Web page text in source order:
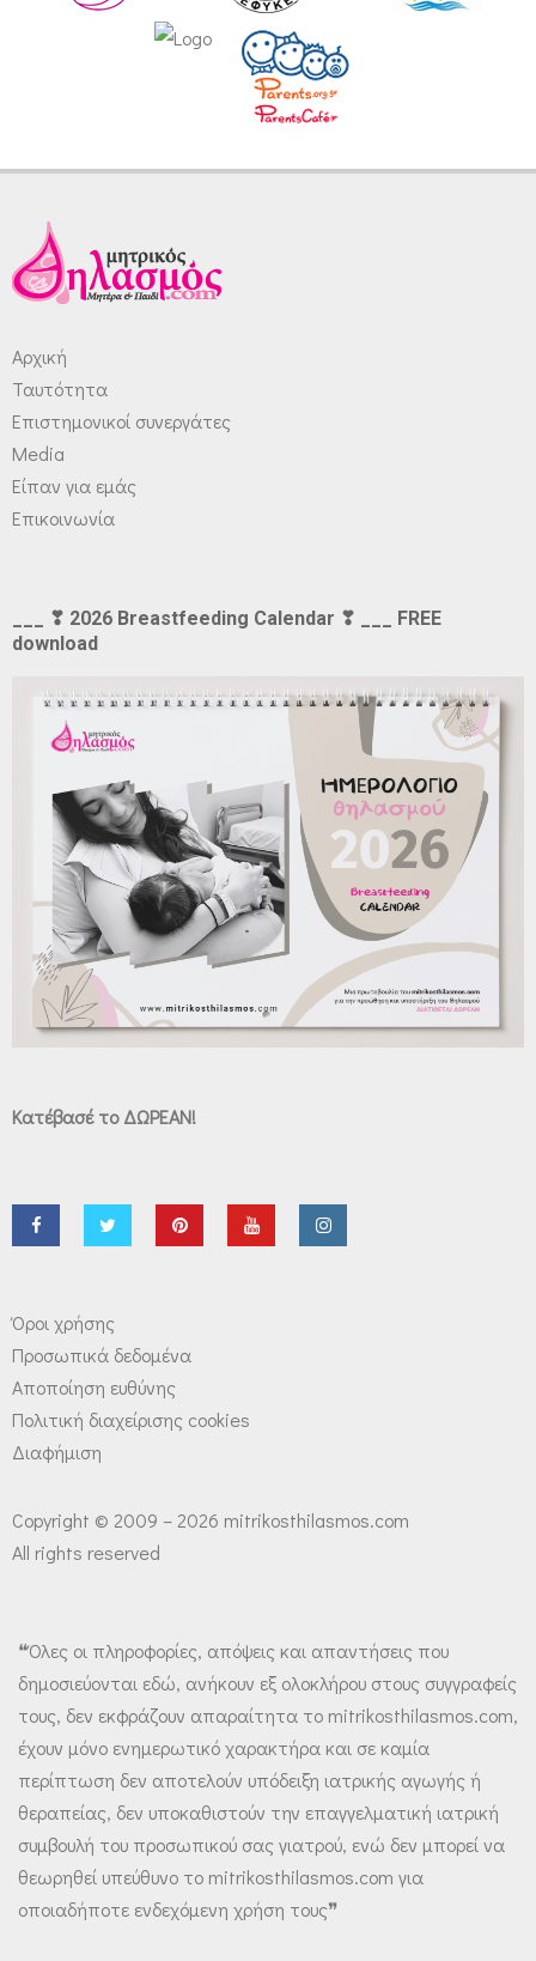
Αρχική
Ταυτότητα
Επιστημονικοί συνεργάτες
Media
Είπαν για εμάς
Επικοινωνία
___ ❣ 2026 Breastfeeding Calendar ❣ ___ FREE
download
Κατέβασέ το ΔΩΡΕΑΝ!
Όροι χρήσης
Προσωπικά δεδομένα
Αποποίηση ευθύνης
Πολιτική διαχείρισης cookies
Διαφήμιση
Copyright © 2009 – 2026 mitrikosthilasmos.com
All rights reserved
❝Όλες οι πληροφορίες, απόψεις και απαντήσεις που
δημοσιεύονται εδώ, ανήκουν εξ ολοκλήρου στους συγγραφείς
τους, δεν εκφράζουν απαραίτητα το mitrikosthilasmos.com,
έχουν μόνο ενημερωτικό χαρακτήρα και σε καμία
περίπτωση δεν αποτελούν υπόδειξη ιατρικής αγωγής ή
θεραπείας, δεν υποκαθιστούν την επαγγελματική ιατρική
συμβουλή του προσωπικού σας γιατρού, ενώ δεν μπορεί να
θεωρηθεί υπεύθυνο το mitrikosthilasmos.com για
οποιαδήποτε ενδεχόμενη χρήση τους❞